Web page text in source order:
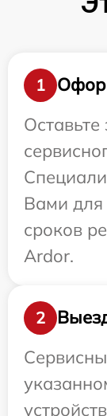
1
Оставьте
Вами для
сроков
Ardor.
2